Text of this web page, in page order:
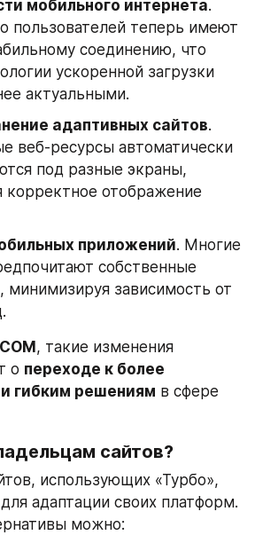
мобильного интернета.
пользователей теперь имеют
соединению, что
ускоренной загрузки
актуальными.
адаптивных сайтов.
веб-ресурсы автоматически
под разные экраны,
корректное отображение
приложений. Многие
собственные
минимизируя зависимость от
, такие изменения
о переходе к более
гибким решениям в сфере
сайтов?
использующих «Турбо»,
адаптации своих платформ.
можно: